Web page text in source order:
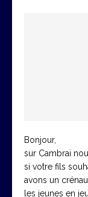
Bonjour,
sur Cambrai
si votre fils
avons un
les jeunes en